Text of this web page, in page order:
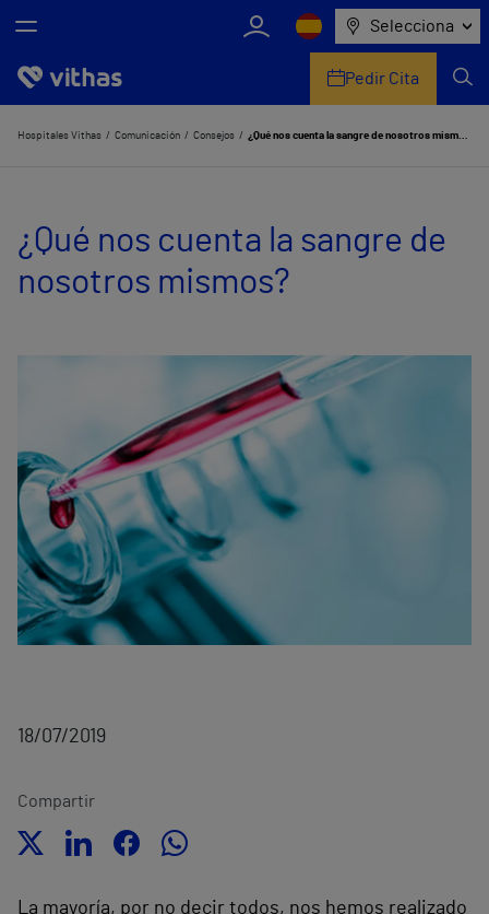
Selecciona
Nosotros
Servicios de salud
Equipo médico y asistencial
Pedir Cita
Hospitales Vithas Comunicación Consejos ¿Qué nos cuenta la sangre de nosotros mismos?
¿Qué nos cuenta la sangre de
nosotros mismos?
18/07/2019
Compartir
La mayoría, por no decir todos, nos hemos realizado